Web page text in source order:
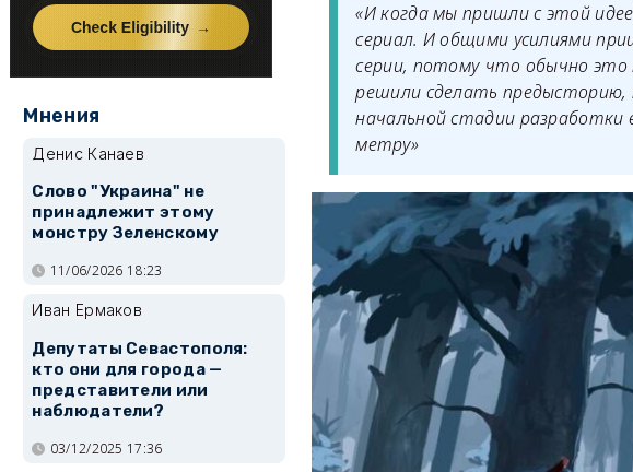
«И когда мы пришли с этой
сериал. И общими усилиями
серии, потому что обычно
решили сделать предысторию,
начальной стадии
метру»
Мнения
Денис Канаев
Слово "Украина" не
принадлежит этому
монстру Зеленскому
11/06/2026 18:23
Иван Ермаков
Депутаты Севастополя:
кто они для города —
представители или
наблюдатели?
03/12/2025 17:36